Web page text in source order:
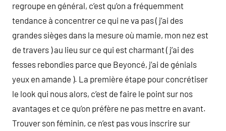
regroupe en général, c’est qu’on a fréquemment
tendance à concentrer ce qui ne va pas ( j’ai des
grandes sièges dans la mesure où mamie, mon nez est
de travers ) au lieu sur ce qui est charmant ( j’ai des
fesses rebondies parce que Beyoncé, j’ai de génials
yeux en amande ). La première étape pour concrétiser
le look qui nous alors, c’est de faire le point sur nos
avantages et ce qu’on préfère ne pas mettre en avant.
Trouver son féminin, ce n’est pas vous inscrire sur